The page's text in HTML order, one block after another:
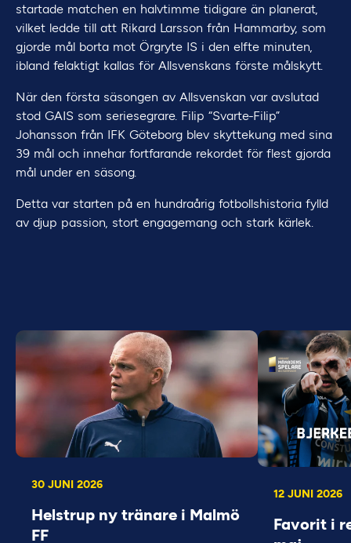
startade matchen en halvtimme tidigare än planerat,
vilket ledde till att Rikard Larsson från Hammarby, som
gjorde mål borta mot Örgryte IS i den elfte minuten,
ibland felaktigt kallas för Allsvenskans förste målskytt.
När den första säsongen av Allsvenskan var avslutad
stod GAIS som seriesegrare. Filip “Svarte-Filip”
Johansson från IFK Göteborg blev skyttekung med sina
39 mål och innehar fortfarande rekordet för flest gjorda
mål under en säsong.
Detta var starten på en hundraårig fotbollshistoria fylld
av djup passion, stort engagemang och stark kärlek.
30 JUNI 2026
Helstrup ny tränare i Malmö
FF
12 JUNI 2026
Favorit i